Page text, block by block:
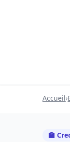
Accueil›
🏫